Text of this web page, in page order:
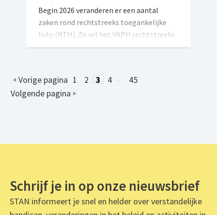
Begin 2026 veranderen er een aantal
zaken rond rechtstreeks toegankelijke
hulp (RTH). Zo wil het VAPH rechtstreeks
(vermoeden van) handicap en hun
netwerk.
Vorige pagina 1 2 3 4
45
Volgende pagina
Schrijf je in op onze nieuwsbrief
STAN informeert je snel en helder over verstandelijke